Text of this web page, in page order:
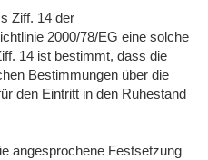
Ziff. 14 der
2000/78/EG eine solche
14 ist bestimmt, dass die
Bestimmungen über die
den Eintritt in den Ruhestand
angesprochene Festsetzung